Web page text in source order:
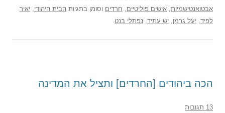
אבטואנטישמיות אישים פוליטיים חרדים וסומן בתגיות הבית היהודי יאיר
לפיד יעל גרמן יש עתיד נפתלי בנט
הכה ביהודים [החרדים] ותציל את המדינה
13 תגובות